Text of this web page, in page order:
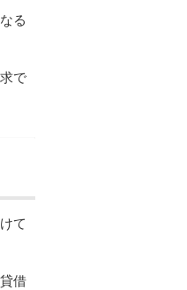
る
で
て
借